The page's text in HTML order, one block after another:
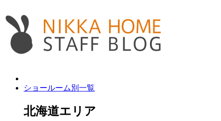
ショールーム別一覧
北海道エリア